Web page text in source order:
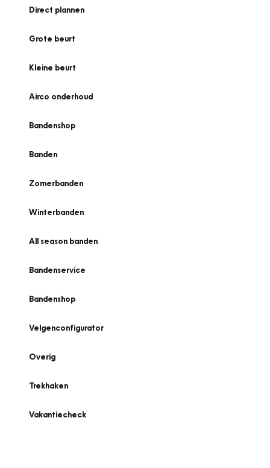
Direct plannen
Grote beurt
Kleine beurt
Airco onderhoud
Bandenshop
Banden
Zomerbanden
Winterbanden
All season banden
Bandenservice
Bandenshop
Velgenconfigurator
Overig
Trekhaken
Vakantiecheck